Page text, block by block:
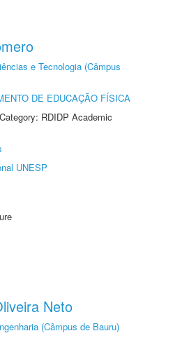
e Tecnologia (Câmpus
DE EDUCAÇÃO FÍSICA
RDIDP Academic
UNESP
Neto
(Câmpus de Bauru)